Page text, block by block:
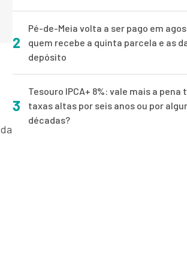
2
Pé-de-Meia volta a ser pago em
quem recebe a quinta parcela e as
depósito
3
Tesouro IPCA+ 8%: vale mais a pena
taxas altas por seis anos ou por
décadas?